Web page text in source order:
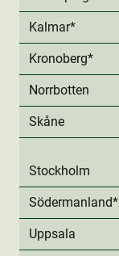
Kalmar*
Kronoberg*
Norrbotten
Skåne
Stockholm
Södermanland*
Uppsala